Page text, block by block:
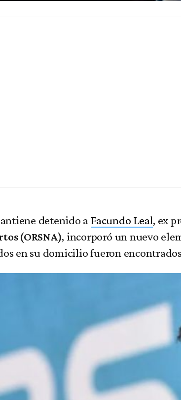
detenido a Facundo Leal, ex
(ORSNA), incorporó un nuevo
en su domicilio fueron encontrados